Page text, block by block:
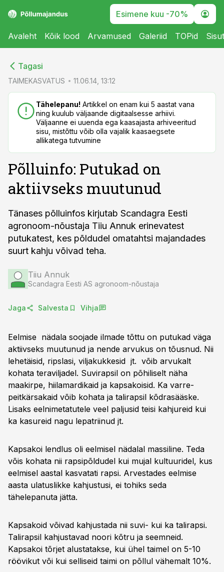
Esimene kuu -70%
Avaleht Kõik lood Arvamused Galeriid TOPid
Tagasi
TAIMEKASVATUS 11.06.14, 13:12
Tähelepanu! Artikkel on enam kui 5 aastat vana
ning kuulub väljaande digitaalsesse arhiivi.
Väljaanne ei uuenda ega kaasajasta arhiveeritud
sisu, mistõttu võib olla vajalik kaasaegsete
allikatega tutvumine
Põlluinfo: Putukad on
aktiivseks muutunud
Tänases põlluinfos kirjutab Scandagra Eesti
agronoom-nõustaja Tiiu Annuk erinevatest
putukatest, kes põldudel omatahtsi majandades
suurt kahju võivad teha.
Tiiu Annuk
Scandagra Eesti AS agronoom-nõustaja
Jaga Salvesta Vihja
Eelmise nädala soojade ilmade tõttu on putukad väga
aktiivseks muutunud ja nende arvukus on tõusnud. Nii
lehetäisid, ripslasi, viljakukkesid jt. võib arvukalt
kohata teraviljadel. Suvirapsil on põhiliselt näha
maakirpe, hiilamardikaid ja kapsakoisid. Ka varre-
peitkärsakaid võib kohata ja talirapsil kõdrasääske.
Lisaks eelnimetatutele veel paljusid teisi kahjureid kui
ka kasureid nagu lepatriinud jt.
Kapsakoi lendlus oli eelmisel nädalal massiline. Teda
võis kohata nii rapsipõldudel kui mujal kultuuridel, kus
eelmisel aastal kasvatati rapsi. Arvestades eelmise
aasta ulatuslikke kahjustusi, ei tohiks seda
tähelepanuta jätta.
Kapsakoid võivad kahjustada nii suvi- kui ka talirapsi.
Talirapsil kahjustavad noori kõtru ja seemneid.
Kapsakoi tõrjet alustatakse, kui ühel taimel on 5-10
röövikut või kui selliseid taimi on põllul vähemalt 10%.